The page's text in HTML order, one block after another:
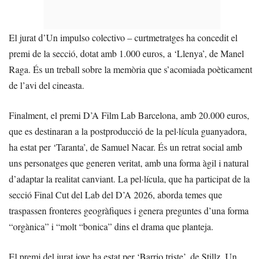
El jurat d’Un impulso colectivo – curtmetratges ha concedit el
premi de la secció, dotat amb 1.000 euros, a ‘Llenya’, de Manel
Raga. És un treball sobre la memòria que s’acomiada poèticament
de l’avi del cineasta.
Finalment, el premi D’A Film Lab Barcelona, amb 20.000 euros,
que es destinaran a la postproducció de la pel·lícula guanyadora,
ha estat per ‘Taranta’, de Samuel Nacar. És un retrat social amb
uns personatges que generen veritat, amb una forma àgil i natural
d’adaptar la realitat canviant. La pel·lícula, que ha participat de la
secció Final Cut del Lab del D’A 2026, aborda temes que
traspassen fronteres geogràfiques i genera preguntes d’una forma
“orgànica” i “molt “bonica” dins el drama que planteja.
El premi del jurat jove ha estat per ‘Barrio triste’, de Stillz. Un